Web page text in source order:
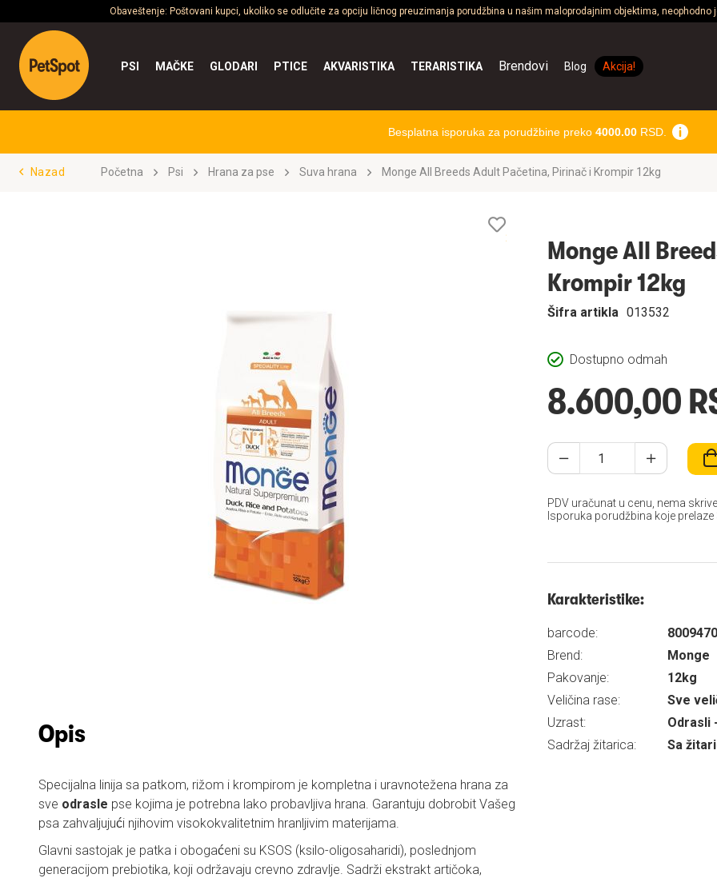
Obaveštenje: Poštovani kupci, ukoliko se odlučite za opciju ličnog preuzimanja porudžbina u našim maloprodajnim objektima,
PSI MAČKE GLODARI PTICE AKVARISTIKA TERARISTIKA Brendovi Blog Akcija!
Besplatna isporuka za porudžbine preko 4000.00RSD.
Nazad Početna Psi Hrana za pse Suva hrana Monge All Breeds Adult Pačetina, Pirinač i Krompir 12kg
Opis
Specijalna linija sa patkom, rižom i krompirom je kompletna i uravnotežena hrana za
sve odrasle pse kojima je potrebna lako probavljiva hrana. Garantuju dobrobit Vašeg
psa zahvaljujući njihovim visokokvalitetnim hranljivim materijama.
Glavni sastojak je patka i obogaćeni su KSOS (ksilo-oligosaharidi), poslednjom
generacijom prebiotika, koji održavaju crevno zdravlje. Sadrži ekstrakt artičoka,
želja
Monge All
Krompir 12kg
Dostupno odmah
Šifra artikla 013532
8.600,00
PDV uračunat u cenu, nema
Isporuka porudžbina koje
Karakteristike:
barcode:
Brend:
Monge
Pakovanje:
12kg
Veličina rase:
Sve
Uzrast:
Odrasli
Sadržaj žitarica:
Sa